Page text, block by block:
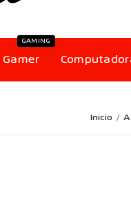
Gamer
GAMING
Inicio